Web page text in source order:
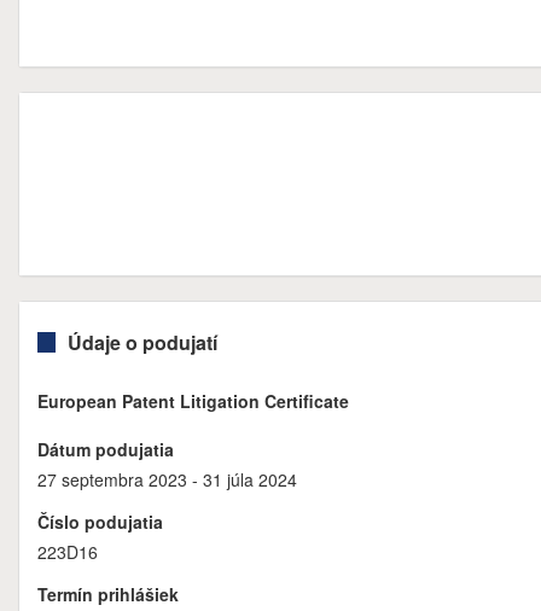
Údaje o podujatí
European Patent Litigation Certificate
Dátum podujatia
27 septembra 2023 - 31 júla 2024
Číslo podujatia
223D16
Termín prihlášiek